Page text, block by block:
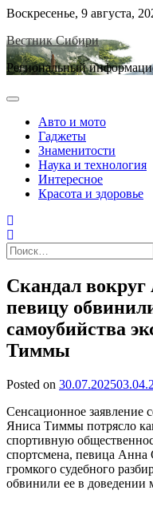
Skip
content
Воскресенье, 9 августа,
Вестник Сибири
Региональный
Авто и мото
Гаджеты
Знаменитости
Наука и технология
Интересное
Красота и здоровье
Найти:
Скандал
певицу
самоубийства
Тиммы
Posted on 30.07.2025
Сенсационное заявление
Яниса Тиммы потрясло
спортивную
спортсмена, певица Анна
громкого судебного
обвинили ее в доведении